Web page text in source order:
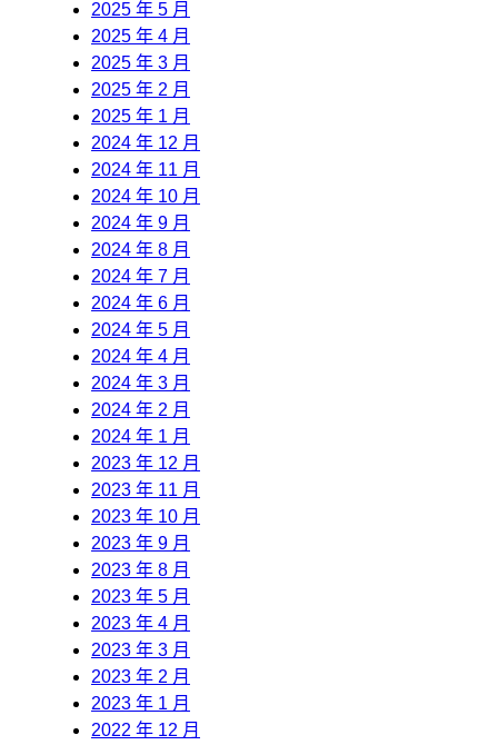
2025 年 5 月
2025 年 4 月
2025 年 3 月
2025 年 2 月
2025 年 1 月
2024 年 12 月
2024 年 11 月
2024 年 10 月
2024 年 9 月
2024 年 8 月
2024 年 7 月
2024 年 6 月
2024 年 5 月
2024 年 4 月
2024 年 3 月
2024 年 2 月
2024 年 1 月
2023 年 12 月
2023 年 11 月
2023 年 10 月
2023 年 9 月
2023 年 8 月
2023 年 5 月
2023 年 4 月
2023 年 3 月
2023 年 2 月
2023 年 1 月
2022 年 12 月